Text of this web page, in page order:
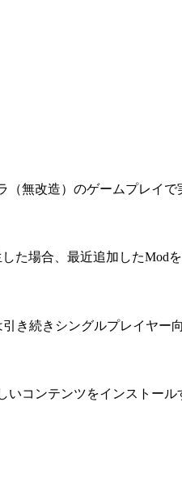
無改造）のゲームプレイで
場合、最近追加したMod
き続きシングルプレイヤー
コンテンツをインストー